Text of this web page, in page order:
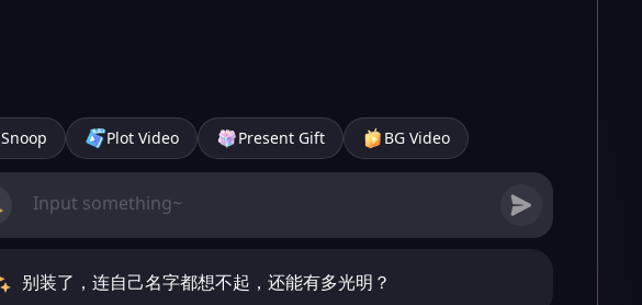
Snoop Plot Video Present Gift BG Video
别装了，连自己名字都想不起，还能有多光明？